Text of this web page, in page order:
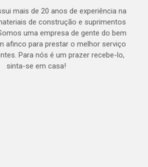
mais de 20 anos de experiência na
de construção e suprimentos
uma empresa de gente do bem
afinco para prestar o melhor serviço
Para nós é um prazer recebe-lo,
sinta-se em casa!